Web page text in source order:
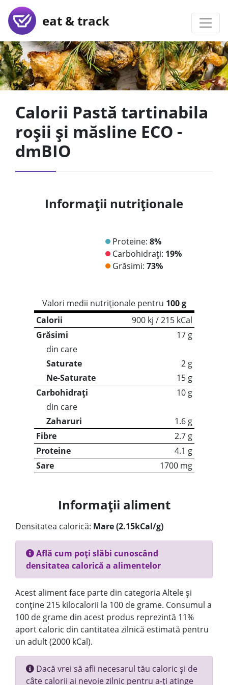
eat & track
Calorii Pastă tartinabila
roșii și măsline ECO -
dmBIO
Informații nutriționale
Proteine: 8%
Carbohidrați: 19%
Grăsimi: 73%
Valori medii nutriționale pentru 100 g
Calorii
900 kj / 215 kCal
Grăsimi
17 g
din care
Saturate
2 g
Ne-Saturate
15 g
Carbohidrați
10 g
din care
Zaharuri
1.6 g
Fibre
2.7 g
Proteine
4.1 g
Sare
1700 mg
Informații aliment
Densitatea calorică: Mare (2.15kCal/g)
Află cum poți slăbi cunoscând
densitatea calorică a alimentelor
Acest aliment face parte din categoria Altele și
conține 215 kilocalorii la 100 de grame. Consumul a
100 de grame din acest produs reprezintă 11%
aport caloric din cantitatea zilnică estimată pentru
un adult (2000 kCal).
Dacă vrei să afli necesarul tău caloric și de
câte calorii ai nevoie zilnic pentru a-ți atinge